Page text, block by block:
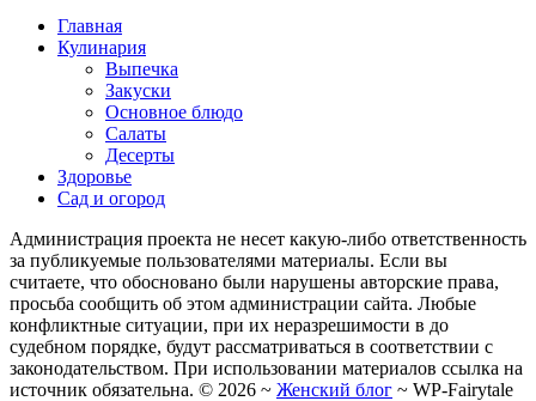
Главная
Кулинария
Выпечка
Закуски
Основное блюдо
Салаты
Десерты
Здоровье
Сад и огород
Администрация проекта не несет какую-либо ответственность
за публикуемые пользователями материалы. Если вы
считаете, что обосновано были нарушены авторские права,
просьба сообщить об этом администрации сайта. Любые
конфликтные ситуации, при их неразрешимости в до
судебном порядке, будут рассматриваться в соответствии с
законодательством. При использовании материалов ссылка на
источник обязательна. © 2026 ~ Женский блог ~ WP-Fairytale